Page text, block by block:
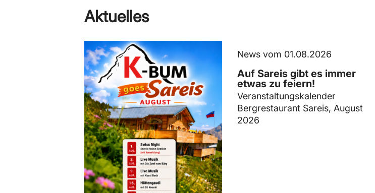
Aktuelles
News vom 01.08.2026
Auf Sareis gibt es immer
etwas zu feiern!
Veranstaltungskalender
Bergrestaurant Sareis, August
2026